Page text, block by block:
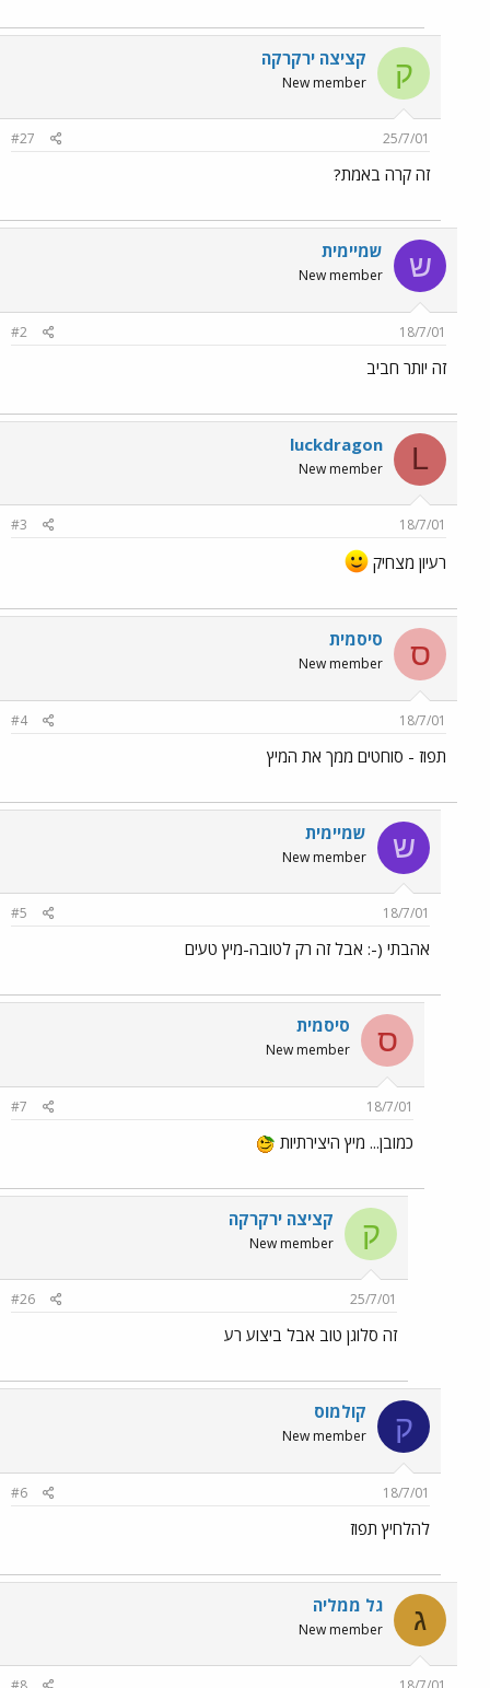
ק קציצה ירקרקה
New member
25/7/01
#27
זה קרה באמת?
ש שמיימית
New member
18/7/01
#2
זה יותר חביב
L
luckdragon
New member
18/7/01
#3
רעיון מצחיק
ס סיסמית
New member
18/7/01
#4
תפוז - סוחטים ממך את המיץ
ש שמיימית
New member
18/7/01
#5
אהבתי (-: אבל זה רק לטובה-מיץ טעים
ס סיסמית
New member
18/7/01
#7
כמובן... מיץ היצירתיות
ק קציצה ירקרקה
New member
25/7/01
#26
זה סלוגן טוב אבל ביצוע רע
ק קולמוס
New member
18/7/01
#6
להלחיץ תפוז
ג גל ממליה
New member